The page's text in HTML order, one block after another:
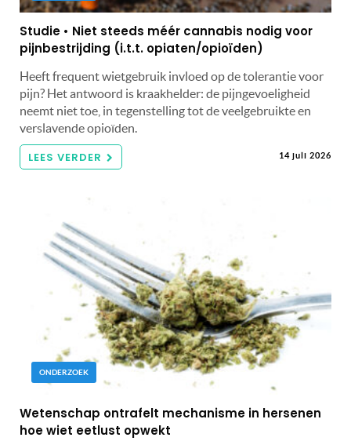
Studie • Niet steeds méér cannabis nodig voor
pijnbestrijding (i.t.t. opiaten/opioïden)
Heeft frequent wietgebruik invloed op de tolerantie voor
pijn? Het antwoord is kraakhelder: de pijngevoeligheid
neemt niet toe, in tegenstelling tot de veelgebruikte en
verslavende opioïden.
LEES VERDER 14 juli 2026
ONDERZOEK
Wetenschap ontrafelt mechanisme in hersenen
hoe wiet eetlust opwekt